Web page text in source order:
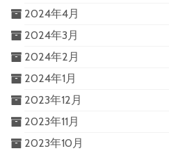
2024年4月
2024年3月
2024年2月
2024年1月
2023年12月
2023年11月
2023年10月